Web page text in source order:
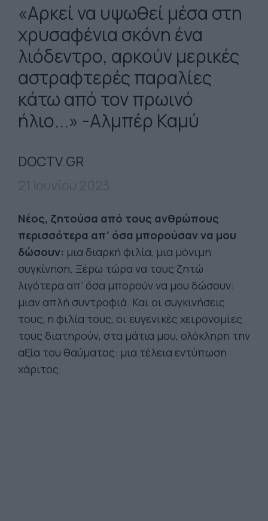
«Αρκεί να υψωθεί μέσα στη
χρυσαφένια σκόνη ένα
λιόδεντρο, αρκούν μερικές
αστραφτερές παραλίες
κάτω από τον πρωινό
ήλιο...» -Αλμπέρ Καμύ
DOCTV.GR
Νέος, ζητούσα από τους ανθρώπους
περισσότερα απ’ όσα μπορούσαν να μου
δώσουν: μια διαρκή φιλία, μια μόνιμη
συγκίνηση. Ξέρω τώρα να τους ζητώ
λιγότερα απ’ όσα μπορούν να μου δώσουν:
μιαν απλή συντροφιά. Και οι συγκινήσεις
τους, η φιλία τους, οι ευγενικές χειρονομίες
τους διατηρούν, στα μάτια μου, ολόκληρη την
αξία του θαύματος: μια τέλεια εντύπωση
χάριτος.